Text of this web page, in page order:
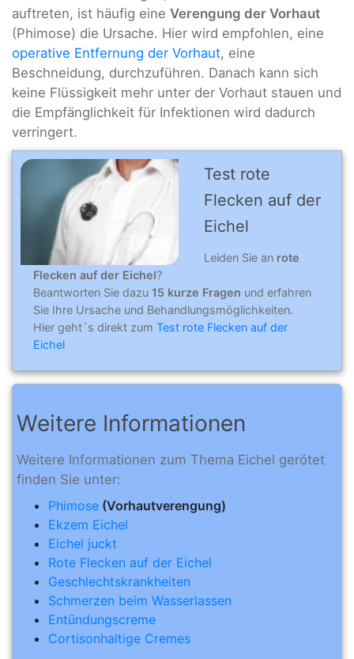
auftreten, ist häufig eine Verengung der Vorhaut
(Phimose) die Ursache. Hier wird empfohlen, eine
operative Entfernung der Vorhaut, eine
Beschneidung, durchzuführen. Danach kann sich
keine Flüssigkeit mehr unter der Vorhaut stauen und
die Empfänglichkeit für Infektionen wird dadurch
verringert.
Test rote
Flecken auf der
Eichel
Leiden Sie an rote
Flecken auf der Eichel?
Beantworten Sie dazu 15 kurze Fragen und erfahren
Sie Ihre Ursache und Behandlungsmöglichkeiten.
Hier geht´s direkt zum Test rote Flecken auf der
Eichel
Weitere Informationen
Weitere Informationen zum Thema Eichel gerötet
finden Sie unter:
Phimose (Vorhautverengung)
Ekzem Eichel
Eichel juckt
Rote Flecken auf der Eichel
Geschlechtskrankheiten
Schmerzen beim Wasserlassen
Entündungscreme
Cortisonhaltige Cremes